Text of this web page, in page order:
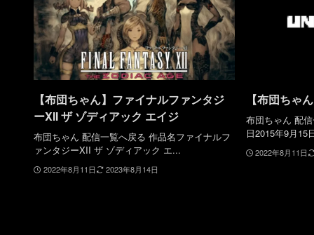
【布団ちゃん】ファイナルファンタジ
ーXII ザ ゾディアック エイジ
布団ちゃん 配信一覧へ戻る 作品名ファイナルフ
ァンタジーXII ザ ゾディアック エ...
2022年8月11日 2023年8月14日
【布団ちゃ
布団ちゃん 配
日2015年9月15
2022年8月11日